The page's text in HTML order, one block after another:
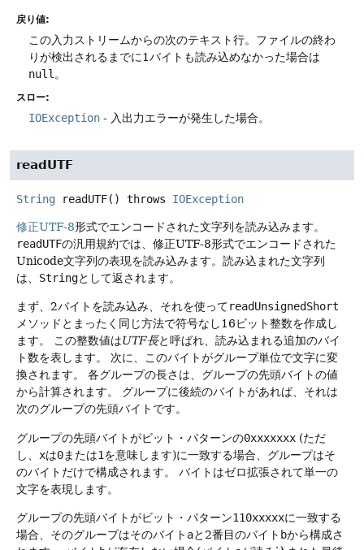
戻り値:
この入力ストリームからの次のテキスト行。ファイルの終わ
りが検出されるまでに1バイトも読み込めなかった場合は
null 。
スロー:
IOException - 入出力エラーが発生した場合。
readUTF
String readUTF() throws IOException
修正UTF-8形式でエンコードされた文字列を読み込みます。
readUTFの汎用規約では、修正UTF-8形式でエンコードされた
Unicode文字列の表現を読み込みます。読み込まれた文字列
は、 Stringとして返されます。
まず、2バイトを読み込み、それを使ってreadUnsignedShort
メソッドとまったく同じ方法で符号なし16ビット整数を作成し
ます。
この整数値はUTF長と呼ばれ、読み込まれる追加のバイ
ト数を表します。
次に、このバイトがグループ単位で文字に変
換されます。
各グループの長さは、グループの先頭バイトの値
から計算されます。
グループに後続のバイトがあれば、それは
次のグループの先頭バイトです。
グループの先頭バイトがビット・パターンの0xxxxxxx (ただ
し、 xは0または1を意味します)に一致する場合、グループはそ
のバイトだけで構成されます。
バイトはゼロ拡張されて単一の
文字を表現します。
グループの先頭バイトがビット・パターン110xxxxxに一致する
場合、そのグループはそのバイト aと2番目のバイト bから構成さ